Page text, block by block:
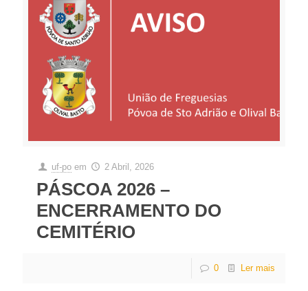
uf-po em 2 Abril, 2026
PÁSCOA 2026 –
ENCERRAMENTO DO
CEMITÉRIO
0 Ler mais